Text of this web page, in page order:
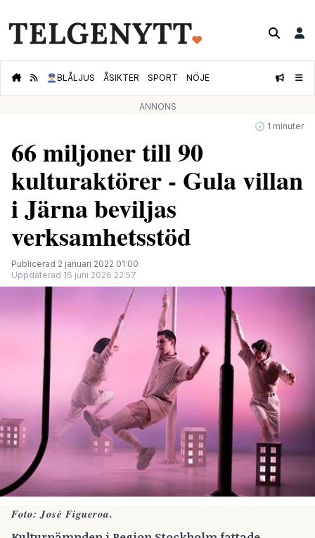
👮🏻‍♂️BLÅLJUS ÅSIKTER SPORT NÖJE
ANNONS
🕝 1 minuter
66 miljoner till 90
kulturaktörer - Gula villan
i Järna beviljas
verksamhetsstöd
Publicerad 2 januari 2022 01:00
Uppdaterad 16 juni 2026 22:57
Foto: José Figueroa.